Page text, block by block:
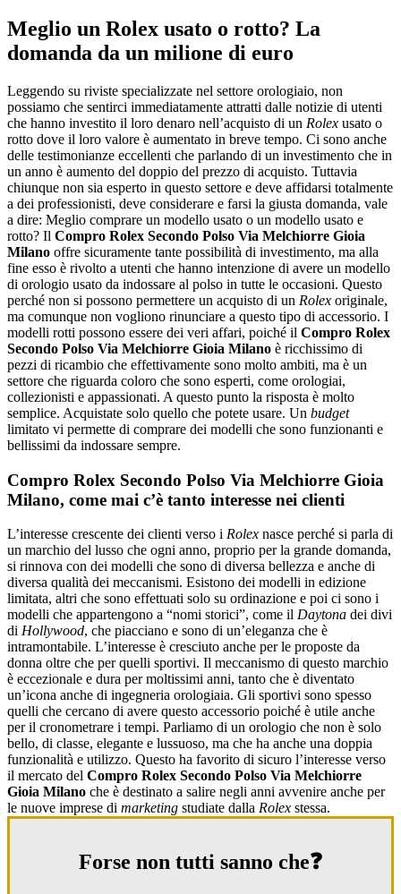
Meglio un Rolex usato o rotto? La
domanda da un milione di euro
Leggendo su riviste specializzate nel settore orologiaio, non
possiamo che sentirci immediatamente attratti dalle notizie di utenti
che hanno investito il loro denaro nell’acquisto di un Rolex usato o
rotto dove il loro valore è aumentato in breve tempo. Ci sono anche
delle testimonianze eccellenti che parlando di un investimento che in
un anno è aumento del doppio del prezzo di acquisto. Tuttavia
chiunque non sia esperto in questo settore e deve affidarsi totalmente
a dei professionisti, deve considerare e farsi la giusta domanda, vale
a dire: Meglio comprare un modello usato o un modello usato e
rotto? Il Compro Rolex Secondo Polso Via Melchiorre Gioia
Milano offre sicuramente tante possibilità di investimento, ma alla
fine esso è rivolto a utenti che hanno intenzione di avere un modello
di orologio usato da indossare al polso in tutte le occasioni. Questo
perché non si possono permettere un acquisto di un Rolex originale,
ma comunque non vogliono rinunciare a questo tipo di accessorio. I
modelli rotti possono essere dei veri affari, poiché il Compro Rolex
Secondo Polso Via Melchiorre Gioia Milano è ricchissimo di
pezzi di ricambio che effettivamente sono molto ambiti, ma è un
settore che riguarda coloro che sono esperti, come orologiai,
collezionisti e appassionati. A questo punto la risposta è molto
semplice. Acquistate solo quello che potete usare. Un budget
limitato vi permette di comprare dei modelli che sono funzionanti e
bellissimi da indossare sempre.
Compro Rolex Secondo Polso Via Melchiorre Gioia
Milano, come mai c’è tanto interesse nei clienti
L’interesse crescente dei clienti verso i Rolex nasce perché si parla di
un marchio del lusso che ogni anno, proprio per la grande domanda,
si rinnova con dei modelli che sono di diversa bellezza e anche di
diversa qualità dei meccanismi. Esistono dei modelli in edizione
limitata, altri che sono effettuati solo su ordinazione e poi ci sono i
modelli che appartengono a “nomi storici”, come il Daytona dei divi
di Hollywood, che piacciano e sono di un’eleganza che è
intramontabile. L’interesse è cresciuto anche per le proposte da
donna oltre che per quelli sportivi. Il meccanismo di questo marchio
è eccezionale e dura per moltissimi anni, tanto che è diventato
un’icona anche di ingegneria orologiaia. Gli sportivi sono spesso
quelli che cercano di avere questo accessorio poiché è utile anche
per il cronometrare i tempi. Parliamo di un orologio che non è solo
bello, di classe, elegante e lussuoso, ma che ha anche una doppia
funzionalità e utilizzo. Questo ha favorito di sicuro l’interesse verso
il mercato del Compro Rolex Secondo Polso Via Melchiorre
Gioia Milano che è destinato a salire negli anni avvenire anche per
le nuove imprese di marketing studiate dalla Rolex stessa.
Forse non tutti sanno che❓